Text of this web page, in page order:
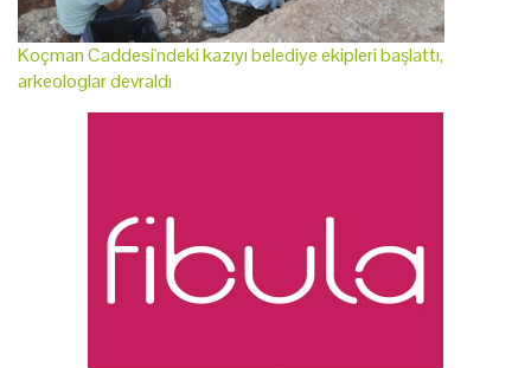
Koçman Caddesi'ndeki kazıyı belediye ekipleri başlattı,
arkeologlar devraldı